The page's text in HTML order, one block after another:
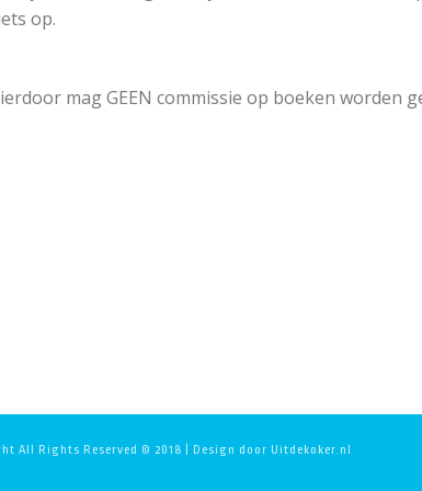
op.
mag GEEN commissie op boeken worden
All Rights Reserved © 2018 | Design door Uitdekoker.nl